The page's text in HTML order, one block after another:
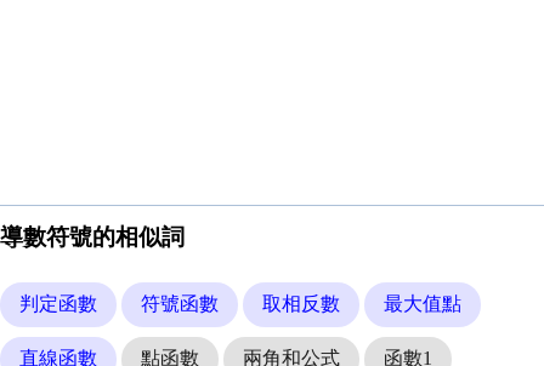
導數符號的相似詞
判定函數 符號函數 取相反數 最大值點
直線函數 點函數 兩角和公式 函數1